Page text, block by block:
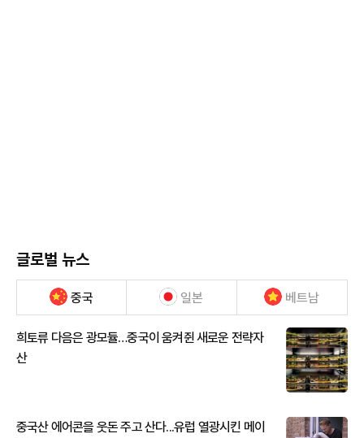
글로벌 뉴스
중국 일본 베트남
희토류 다음은 광모듈…중국이 움켜쥔 새로운 전략자
산
중국산 에어콘을 웃돈 주고 산다...유럽 열광시킨 메이